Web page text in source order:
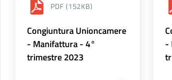
PDF (152KB)
Congiuntura Unioncamere
- Manifattura - 4°
trimestre 2023
-